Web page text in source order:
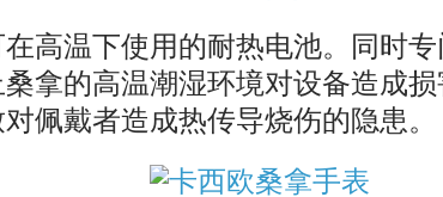
高温下使用的耐热电池。同时
拿的高温潮湿环境对设备造成
佩戴者造成热传导烧伤的隐患。